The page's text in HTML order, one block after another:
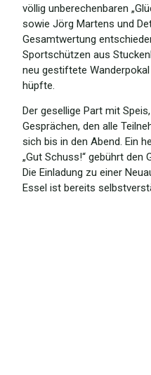
völlig unberechenbaren
sowie Jörg Martens und
Gesamtwertung
Sportschützen aus
neu gestiftete
hüpfte.
Der gesellige Part mit
Gesprächen, den alle
sich bis in den Abend. Ein
„Gut Schuss!“ gebührt den
Die Einladung zu einer
Essel ist bereits